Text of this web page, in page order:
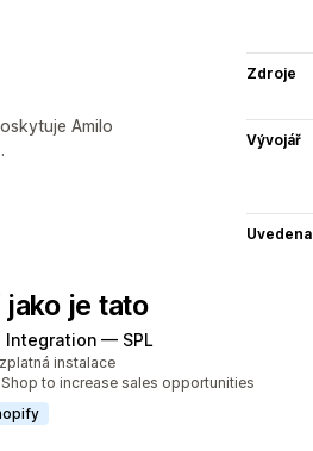
Amilo
Zdroje
Vývojář
Uvedena
je tato
Integration — SPL
735
instalace
to increase sales opportunities